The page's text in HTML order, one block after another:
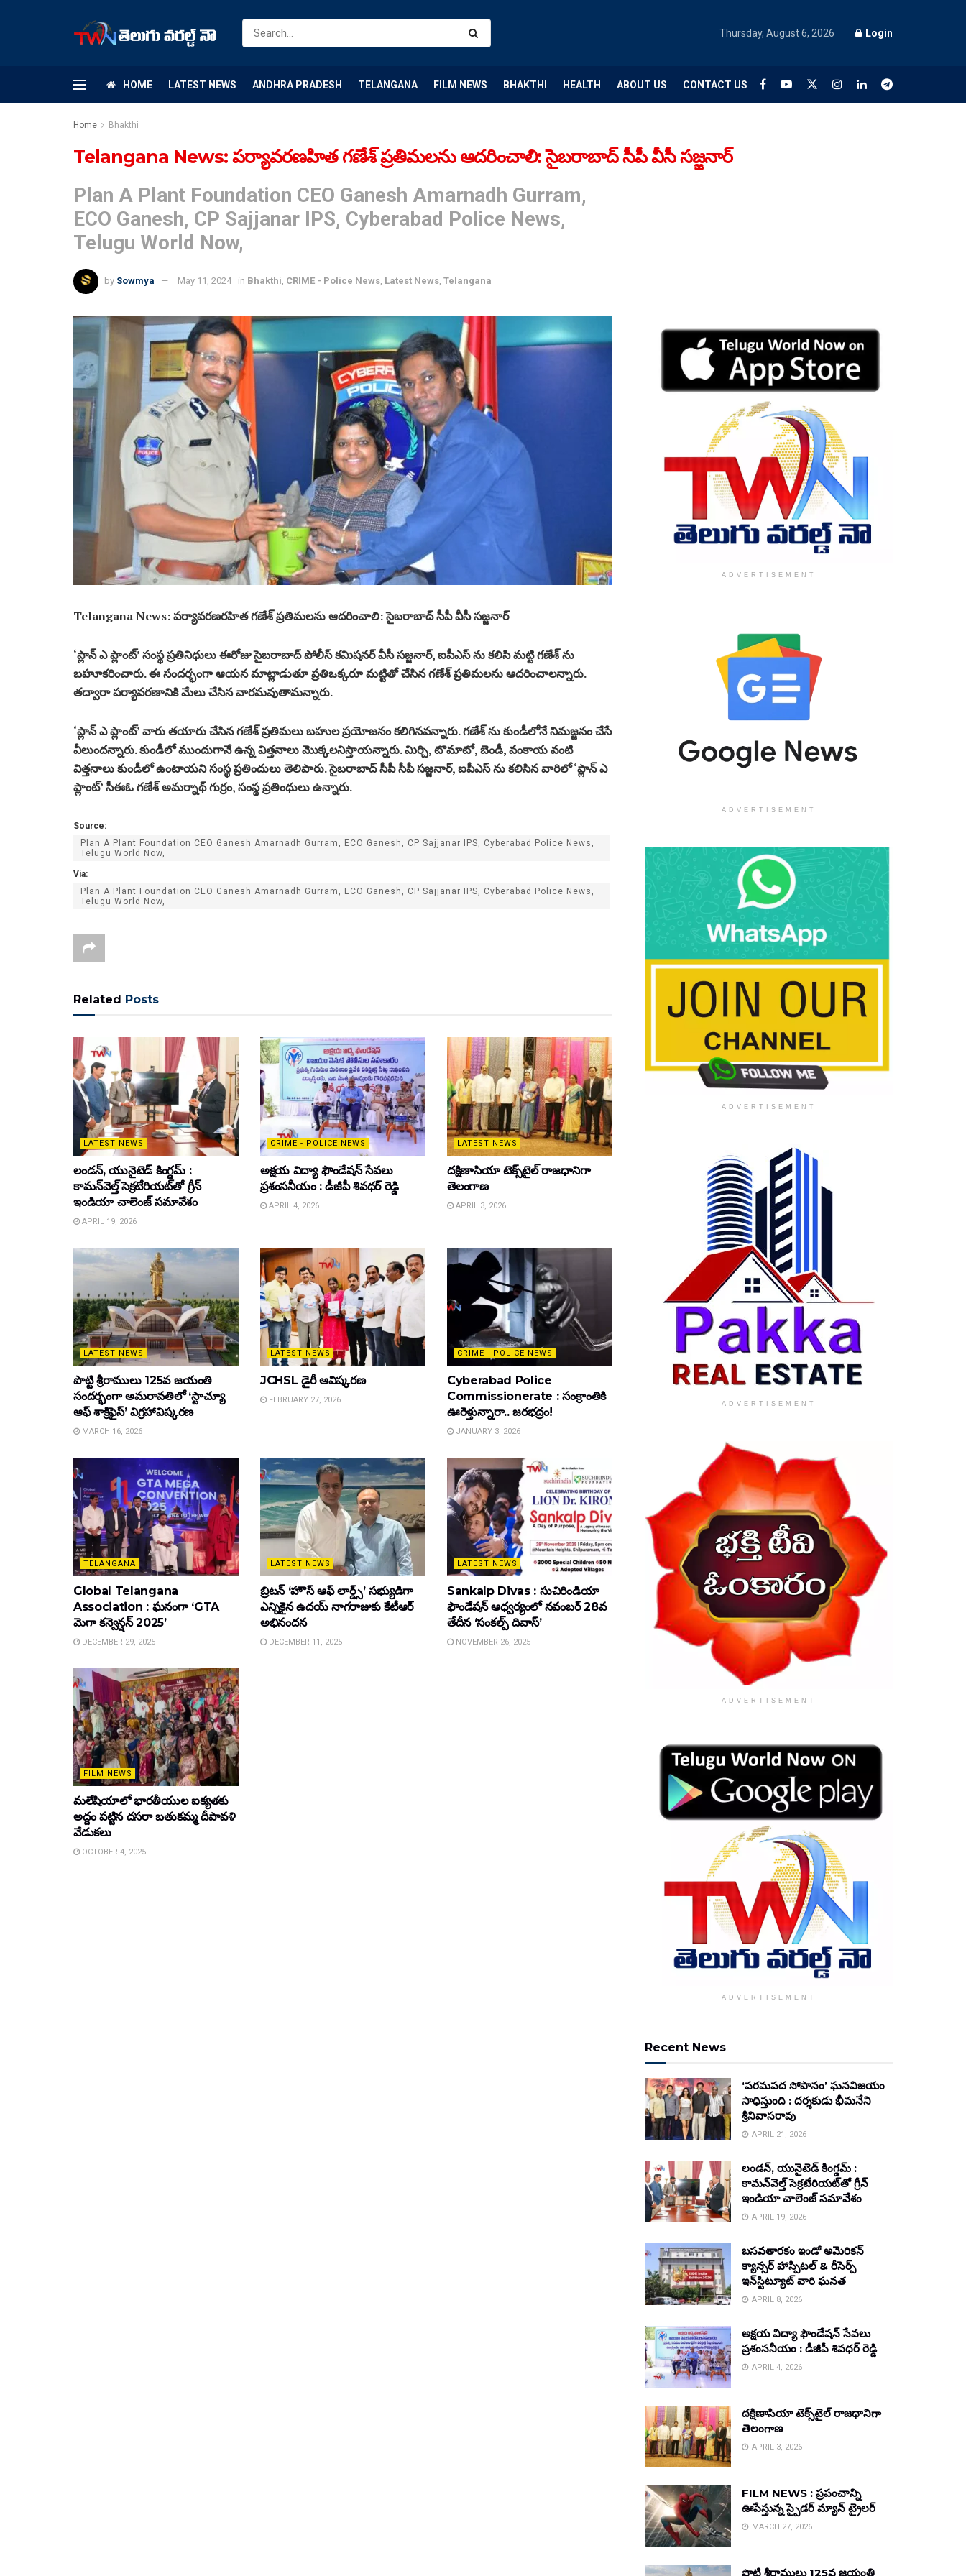
Thursday, August 6, 2026 Login
HOME LATEST NEWS ANDHRA PRADESH TELANGANA FILM NEWS BHAKTHI HEALTH ABOUT US CONTACT US
Home Bhakthi
Telangana News: పర్యావరణహిత గణేశ్ ప్రతిమలను ఆదరించాలి: సైబరాబాద్ సీపీ వీసీ సజ్జనార్
Plan A Plant Foundation CEO Ganesh Amarnadh Gurram,
ECO Ganesh, CP Sajjanar IPS, Cyberabad Police News,
Telugu World Now,
by Sowmya May 11, 2024 in Bhakthi, CRIME - Police News, Latest News, Telangana
Telangana News: పర్యావరణరహిత గణేశ్ ప్రతిమలను ఆదరించాలి: సైబరాబాద్ సీపీ వీసీ సజ్జనార్
‘ప్లాన్ ఎ ప్లాంట్’ సంస్థ ప్రతినిధులు ఈరోజు సైబరాబాద్ పోలీస్ కమిషనర్ వీసీ సజ్జనార్, ఐపీఎస్ ను కలిసి మట్టి గణేశ్ ను
బహూకరించారు. ఈ సందర్భంగా ఆయన మాట్లాడుతూ ప్రతిఒక్కరూ మట్టితో చేసిన గణేశ్ ప్రతిమలను ఆదరించాలన్నారు.
తద్వారా పర్యావరణానికి మేలు చేసిన వారమవుతామన్నారు.
‘ప్లాన్ ఎ ప్లాంట్’ వారు తయారు చేసిన గణేశ్ ప్రతిమలు బహుల ప్రయోజనం కలిగినవన్నారు. గణేశ్ ను కుండీలోనే నిమజ్జనం చేసే
వీలుందన్నారు. కుండీలో ముందుగానే ఉన్న విత్తనాలు మొక్కలనిస్తాయన్నారు. మిర్చి, టొమాటో, బెండీ, వంకాయ వంటి
విత్తనాలు కుండీలో ఉంటాయని సంస్థ ప్రతిందులు తెలిపారు. సైబరాబాద్ సీపీ సీపీ సజ్జనార్, ఐపీఎస్ ను కలిసిన వారిలో ‘ప్లాన్ ఎ
ప్లాంట్’ సీఈఓ గణేశ్ అమర్నాథ్ గుర్రం, సంస్థ ప్రతింధులు ఉన్నారు.
Source:
Plan A Plant Foundation CEO Ganesh Amarnadh Gurram, ECO Ganesh, CP Sajjanar IPS, Cyberabad Police News,
Telugu World Now,
Via:
Plan A Plant Foundation CEO Ganesh Amarnadh Gurram, ECO Ganesh, CP Sajjanar IPS, Cyberabad Police News,
Telugu World Now,
Related Posts
LATEST NEWS
లండన్, యునైటెడ్ కింగ్డమ్ :
కామన్‌వెల్త్ సెక్రటేరియట్‌తో గ్రీన్
ఇండియా చాలెంజ్ సమావేశం
APRIL 19, 2026
CRIME - POLICE NEWS
అక్షయ విద్యా ఫౌండేషన్ సేవలు
ప్రశంసనీయం : డీజీపీ శివధర్ రెడ్డి
APRIL 4, 2026
LATEST NEWS
దక్షిణాసియా టెక్స్‌టైల్ రాజధానిగా
తెలంగాణ
APRIL 3, 2026
LATEST NEWS
పొట్టి శ్రీరాములు 125వ జయంతి
సందర్భంగా అమరావతిలో ‘స్టాచ్యూ
ఆఫ్ శాక్రిఫైస్’ విగ్రహావిష్కరణ
MARCH 16, 2026
LATEST NEWS
JCHSL డైరీ ఆవిష్కరణ
FEBRUARY 27, 2026
CRIME - POLICE NEWS
Cyberabad Police
Commissionerate : సంక్రాంతికి
ఊరెళ్తున్నారా.. జరభద్రం!
JANUARY 3, 2026
TELANGANA
Global Telangana
Association : ఘనంగా ‘GTA
మెగా కన్వెన్షన్ 2025’
DECEMBER 29, 2025
LATEST NEWS
బ్రిటన్ ‘హౌస్ ఆఫ్ లార్డ్స్’ సభ్యుడిగా
ఎన్నికైన ఉదయ్ నాగరాజుకు కేటీఆర్
అభినందన
DECEMBER 11, 2025
LATEST NEWS
Sankalp Divas : సుచిరిండియా
ఫౌండేషన్ ఆధ్వర్యంలో నవంబర్ 28వ
తేదీన ‘సంకల్ప్ దివాస్’
NOVEMBER 26, 2025
FILM NEWS
మలేషియాలో భారతీయుల ఐక్యతకు
అద్దం పట్టిన దసరా బతుకమ్మ దీపావళి
వేడుకలు
OCTOBER 4, 2025
ADVERTISEMENT
ADVERTISEMENT
ADVERTISEMENT
ADVERTISEMENT
ADVERTISEMENT
ADVERTISEMENT
Recent News
‘పరమపద సోపానం’ ఘనవిజయం
సాధిస్తుంది : దర్శకుడు భీమనేని
శ్రీనివాసరావు
APRIL 21, 2026
లండన్, యునైటెడ్ కింగ్డమ్ :
కామన్‌వెల్త్ సెక్రటేరియట్‌తో గ్రీన్
ఇండియా చాలెంజ్ సమావేశం
APRIL 19, 2026
బసవతారకం ఇండో అమెరికన్
క్యాన్సర్ హాస్పిటల్ & రీసెర్చ్
ఇన్‌స్టిట్యూట్ వారి ఘనత
APRIL 8, 2026
అక్షయ విద్యా ఫౌండేషన్ సేవలు
ప్రశంసనీయం : డీజీపీ శివధర్ రెడ్డి
APRIL 4, 2026
దక్షిణాసియా టెక్స్‌టైల్ రాజధానిగా
తెలంగాణ
APRIL 3, 2026
FILM NEWS : ప్రపంచాన్ని
ఊపేస్తున్న స్పైడర్ మ్యాన్ ట్రైలర్
MARCH 27, 2026
పొట్టి శ్రీరాములు 125వ జయంతి